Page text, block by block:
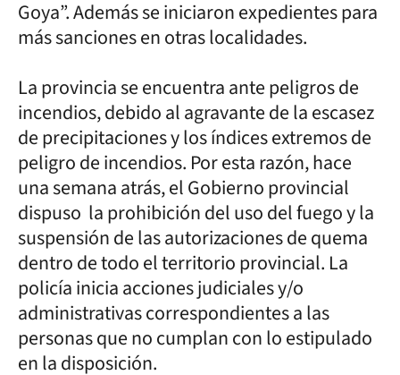
Goya”. Además se iniciaron expedientes para
más sanciones en otras localidades.
La provincia se encuentra ante peligros de
incendios, debido al agravante de la escasez
de precipitaciones y los índices extremos de
peligro de incendios. Por esta razón, hace
una semana atrás, el Gobierno provincial
dispuso la prohibición del uso del fuego y la
suspensión de las autorizaciones de quema
dentro de todo el territorio provincial. La
policía inicia acciones judiciales y/o
administrativas correspondientes a las
personas que no cumplan con lo estipulado
en la disposición.